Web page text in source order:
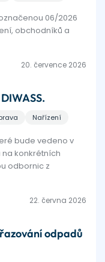
06/2026
obchodníků a
20. července 2026
Nařízení
bude vedeno v
na konkrétních
odbornic z
22. června 2026
odpadů